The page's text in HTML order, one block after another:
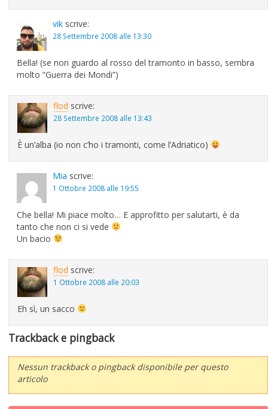
vik scrive:
28 Settembre 2008 alle 13:30
Bella! (se non guardo al rosso del tramonto in basso, sembra
molto “Guerra dei Mondi”)
flod scrive:
28 Settembre 2008 alle 13:43
È un’alba (io non c’ho i tramonti, come l’Adriatico)
Mia scrive:
1 Ottobre 2008 alle 19:55
Che bella! Mi piace molto… E approfitto per salutarti, è da
tanto che non ci si vede
Un bacio
flod scrive:
1 Ottobre 2008 alle 20:03
Eh sì, un sacco
Trackback e pingback
Nessun trackback o pingback disponibile per questo
articolo